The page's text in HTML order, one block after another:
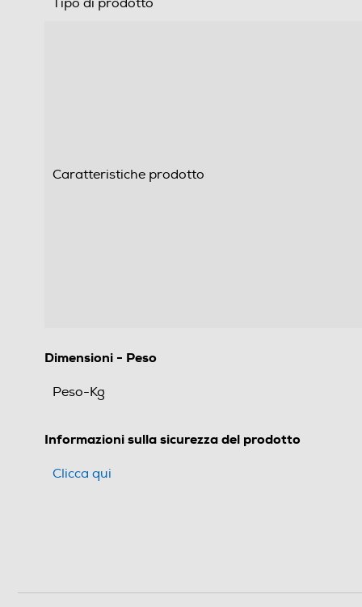
Caratteristiche prodotto
Dimensioni - Peso
Peso-Kg
Informazioni sulla sicurezza del prodotto
Clicca qui